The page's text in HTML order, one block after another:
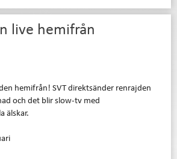
live hemifrån
hemifrån! SVT direktsänder renrajden
och det blir slow-tv med
älskar.